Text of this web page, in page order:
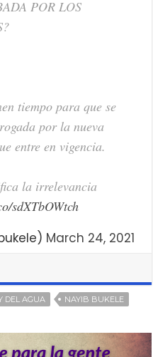
POR LOS
tiempo para que se
por la nueva
entre en vigencia.
la irrelevancia
sdXTbOWtch
March 24, 2021
DEL AGUA NAYIB BUKELE